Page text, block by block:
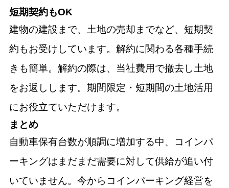
短期契約もOK
建物の建設まで、土地の売却までなど、短期契
約もお受けしています。解約に関わる各種手続
きも簡単。解約の際は、当社費用で撤去し土地
をお返しします。期間限定・短期間の土地活用
にお役立ていただけます。
まとめ
自動車保有台数が順調に増加する中、コインパ
ーキングはまだまだ需要に対して供給が追い付
いていません。今からコインパーキング経営を